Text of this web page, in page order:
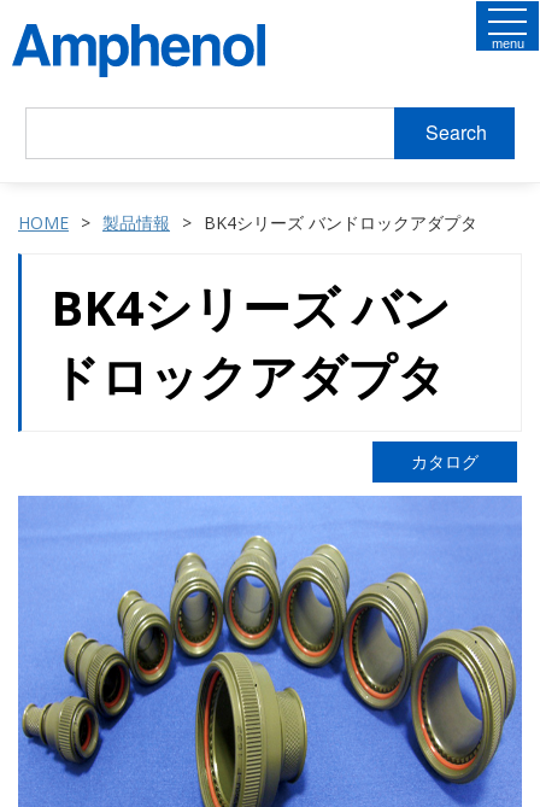
Search
menu
HOME 製品情報 BK4シリーズ バンドロックアダプタ
BK4シリーズ バン
ドロックアダプタ
カタログ